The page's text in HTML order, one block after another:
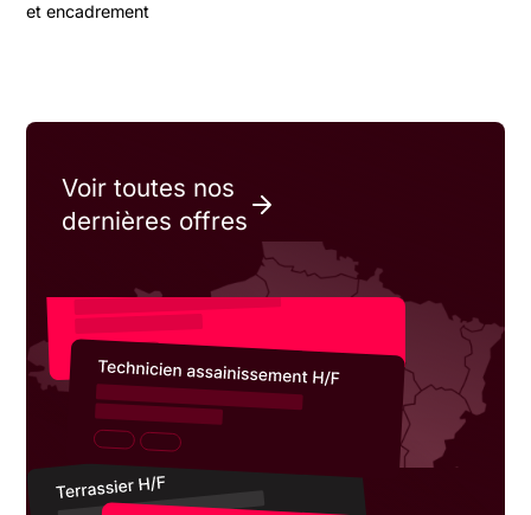
et encadrement
Voir toutes nos
dernières offres